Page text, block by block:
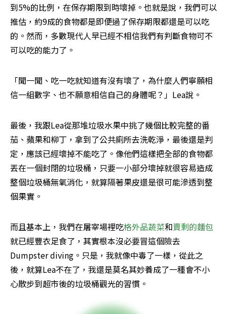
到5%的比例，在保存期限到時壞掉。也就是說，我們可以
推估，約9成的食物都是即便過了保存期限都還是可以吃
的。然而，多數現代人早已經不相信我們有判斷食物可不
可以吃的能力了。
「聞一聞、吃一吃就知道有沒有壞了，為什麼人們寧願相
信一組數字、也不願意相信自己的身體呢？」Lea說。
最後，我跟Lea從那堆垃圾水果中挑了幾個比較完整的番
茄、蘋果和柳丁，拿到了公共廁所去洗乾淨，最後還是判
定，應該已經壞掉不能吃了。像他們這樣把全部的食物都
丟在一個封閉的垃圾桶，只要一小部分壞掉就很容易造成
整個垃圾桶無氧消化，就算隔著果皮還是很可能滲透到整
個果實。
而且基本上，我們在屠宰場裡吃格外品蔬菜和賣剩的麵包
就已經豐衣足食了，其實根本沒必要冒這個險去
Dumpster diving。只是，我就像中毒了一樣，從此之
後，就算Lea不在了，我還是莫名其妙養成了一種會不小
心散步到超市後的垃圾桶觀光的習慣。